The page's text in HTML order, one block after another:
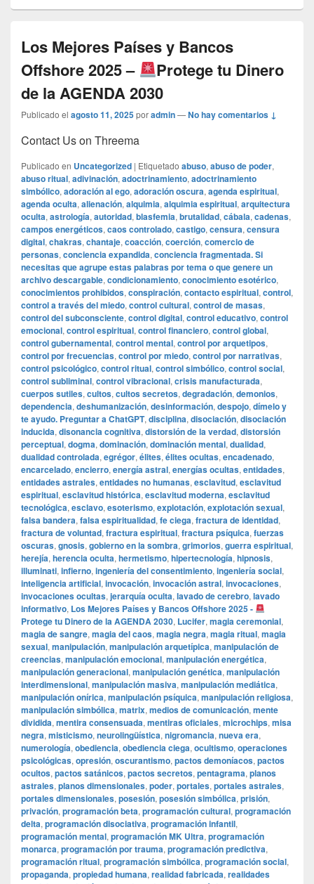
Los Mejores Países y Bancos
Offshore 2025 –
Protege tu Dinero
de la AGENDA 2030
Publicado el agosto 11, 2025poradmin—No hay comentarios ↓
Contact Us on Threema
Publicado en Uncategorized | Etiquetado abuso, abuso de poder,
abuso ritual, adivinación, adoctrinamiento, adoctrinamiento
simbólico, adoración al ego, adoración oscura, agenda espiritual,
agenda oculta, alienación, alquimia, alquimia espiritual, arquitectura
oculta, astrología, autoridad, blasfemia, brutalidad, cábala, cadenas,
campos energéticos, caos controlado, castigo, censura, censura
digital, chakras, chantaje, coacción, coerción, comercio de
personas, conciencia expandida, conciencia fragmentada. Si
necesitas que agrupe estas palabras por tema o que genere un
archivo descargable, condicionamiento, conocimiento esotérico,
conocimientos prohibidos, conspiración, contacto espiritual, control,
control a través del miedo, control cultural, control de masas,
control del subconsciente, control digital, control educativo, control
emocional, control espiritual, control financiero, control global,
control gubernamental, control mental, control por arquetipos,
control por frecuencias, control por miedo, control por narrativas,
control psicológico, control ritual, control simbólico, control social,
control subliminal, control vibracional, crisis manufacturada,
cuerpos sutiles, cultos, cultos secretos, degradación, demonios,
dependencia, deshumanización, desinformación, despojo, dímelo y
te ayudo. Preguntar a ChatGPT, disciplina, disociación, disociación
inducida, disonancia cognitiva, distorsión de la verdad, distorsión
perceptual, dogma, dominación, dominación mental, dualidad,
dualidad controlada, egrégor, élites, élites ocultas, encadenado,
encarcelado, encierro, energía astral, energías ocultas, entidades,
entidades astrales, entidades no humanas, esclavitud, esclavitud
espiritual, esclavitud histórica, esclavitud moderna, esclavitud
tecnológica, esclavo, esoterismo, explotación, explotación sexual,
falsa bandera, falsa espiritualidad, fe ciega, fractura de identidad,
fractura de voluntad, fractura espiritual, fractura psíquica, fuerzas
oscuras, gnosis, gobierno en la sombra, grimorios, guerra espiritual,
herejía, herencia oculta, hermetismo, hipertecnología, hipnosis,
illuminati, infierno, ingeniería del consentimiento, ingeniería social,
inteligencia artificial, invocación, invocación astral, invocaciones,
invocaciones ocultas, jerarquía oculta, lavado de cerebro, lavado
informativo, Los Mejores Países y Bancos Offshore 2025 -
Protege tu Dinero de la AGENDA 2030, Lucifer, magia ceremonial,
magia de sangre, magia del caos, magia negra, magia ritual, magia
sexual, manipulación, manipulación arquetípica, manipulación de
creencias, manipulación emocional, manipulación energética,
manipulación generacional, manipulación genética, manipulación
interdimensional, manipulación masiva, manipulación mediática,
manipulación onírica, manipulación psíquica, manipulación religiosa,
manipulación simbólica, matrix, medios de comunicación, mente
dividida, mentira consensuada, mentiras oficiales, microchips, misa
negra, misticismo, neurolingüística, nigromancia, nueva era,
numerología, obediencia, obediencia ciega, ocultismo, operaciones
psicológicas, opresión, oscurantismo, pactos demoníacos, pactos
ocultos, pactos satánicos, pactos secretos, pentagrama, planos
astrales, planos dimensionales, poder, portales, portales astrales,
portales dimensionales, posesión, posesión simbólica, prisión,
privación, programación beta, programación cultural, programación
delta, programación disociativa, programación infantil,
programación mental, programación MK Ultra, programación
monarca, programación por trauma, programación predictiva,
programación ritual, programación simbólica, programación social,
propaganda, propiedad humana, realidad fabricada, realidades